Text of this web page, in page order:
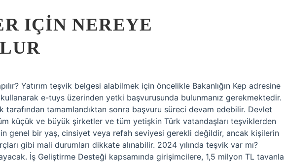
IÇIN NEREYE
Yatırım teşvik belgesi alabilmek için öncelikle Bakanlığın Kep adresine
e-tuys üzerinden yetki başvurusunda bulunmanız gerekmektedir.
tarafından tamamlandıktan sonra başvuru süreci devam edebilir. Devlet
küçük ve büyük şirketler ve tüm yetişkin Türk vatandaşları teşviklerden
genel bir yaş, cinsiyet veya refah seviyesi gerekli değildir, ancak kişilerin
gibi mali durumları dikkate alınabilir. 2024 yılında teşvik var mı?
İş Geliştirme Desteği kapsamında girişimcilere, 1,5 milyon TL tavanla